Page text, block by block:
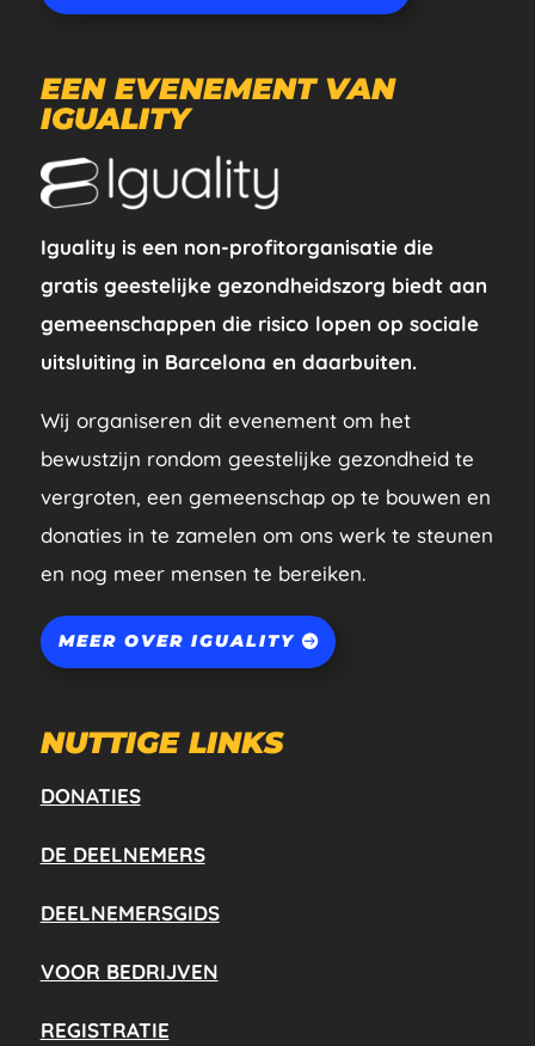
EEN EVENEMENT VAN
IGUALITY
Iguality is een non-profitorganisatie die
gratis geestelijke gezondheidszorg biedt aan
gemeenschappen die risico lopen op sociale
uitsluiting in Barcelona en daarbuiten.
Wij organiseren dit evenement om het
bewustzijn rondom geestelijke gezondheid te
vergroten, een gemeenschap op te bouwen en
donaties in te zamelen om ons werk te steunen
en nog meer mensen te bereiken.
MEER OVER IGUALITY
NUTTIGE LINKS
DONATIES
DE DEELNEMERS
DEELNEMERSGIDS
VOOR BEDRIJVEN
REGISTRATIE